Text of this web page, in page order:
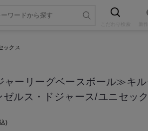
ックス
ーリーグベースボール≫キル
ルス・ドジャース/ユニセッ